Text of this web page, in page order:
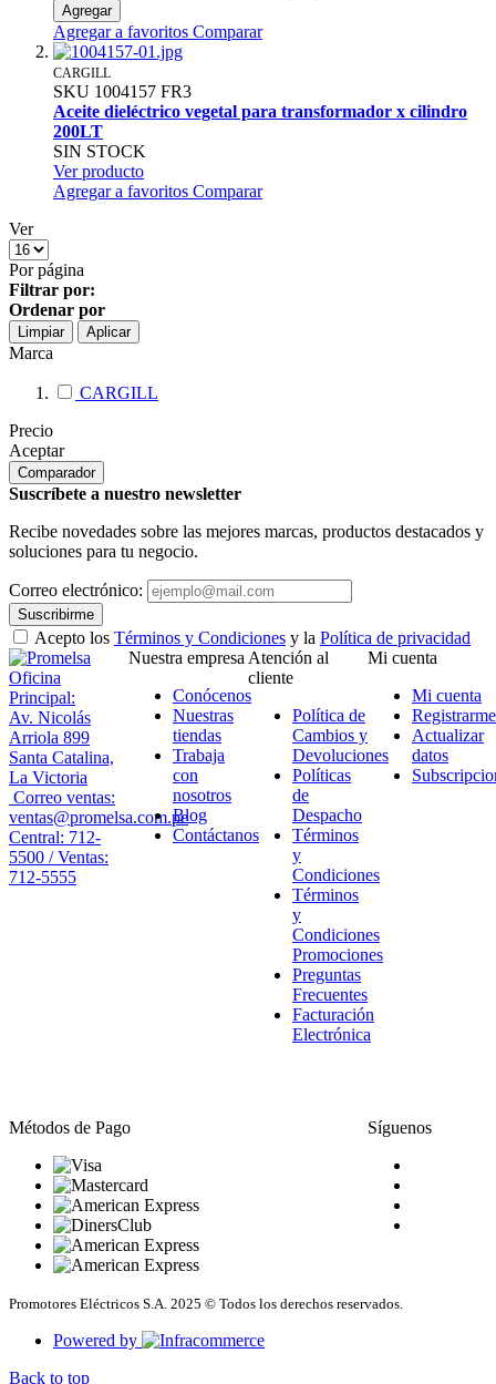
Agregar
Agregar a favoritos Comparar
CARGILL
SKU 1004157 FR3
Aceite dieléctrico vegetal para transformador x cilindro
200LT
SIN STOCK
Ver producto
Agregar a favoritos Comparar
Ver
Por página
Filtrar por:
Ordenar por
Limpiar Aplicar
Marca
CARGILL
Precio
Aceptar
Comparador
Suscríbete a nuestro newsletter
Recibe novedades sobre las mejores marcas, productos destacados y
soluciones para tu negocio.
Correo electrónico:
Suscribirme
Acepto los Términos y Condiciones y la Política de privacidad
Oficina
Principal:
Av. Nicolás
Arriola 899
Santa Catalina,
La Victoria
Correo ventas:
ventas@promelsa.com.pe
Central: 712-
5500 / Ventas:
712-5555
Nuestra empresa
Conócenos
Nuestras
tiendas
Trabaja
con
nosotros
Blog
Contáctanos
Atención al
cliente
Política de
Cambios y
Devoluciones
Políticas
de
Despacho
Términos
y
Condiciones
Términos
y
Condiciones
Promociones
Preguntas
Frecuentes
Facturación
Electrónica
Mi cuenta
Mi cuenta
Registrarme
Actualizar
datos
Métodos de Pago Síguenos
Promotores Eléctricos S.A. 2025 © Todos los derechos reservados.
Powered by
Back to top